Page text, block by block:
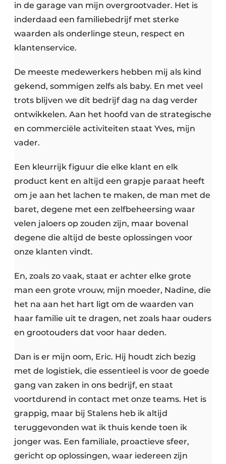
in de garage van mijn overgrootvader. Het is
inderdaad een familiebedrijf met sterke
waarden als onderlinge steun, respect en
klantenservice.
De meeste medewerkers hebben mij als kind
gekend, sommigen zelfs als baby. En met veel
trots blijven we dit bedrijf dag na dag verder
ontwikkelen. Aan het hoofd van de strategische
en commerciële activiteiten staat Yves, mijn
vader.
Een kleurrijk figuur die elke klant en elk
product kent en altijd een grapje paraat heeft
om je aan het lachen te maken, de man met de
baret, degene met een zelfbeheersing waar
velen jaloers op zouden zijn, maar bovenal
degene die altijd de beste oplossingen voor
onze klanten vindt.
En, zoals zo vaak, staat er achter elke grote
man een grote vrouw, mijn moeder, Nadine, die
het na aan het hart ligt om de waarden van
haar familie uit te dragen, net zoals haar ouders
en grootouders dat voor haar deden.
Dan is er mijn oom, Eric. Hij houdt zich bezig
met de logistiek, die essentieel is voor de goede
gang van zaken in ons bedrijf, en staat
voortdurend in contact met onze teams. Het is
grappig, maar bij Stalens heb ik altijd
teruggevonden wat ik thuis kende toen ik
jonger was. Een familiale, proactieve sfeer,
gericht op oplossingen, waar iedereen zijn